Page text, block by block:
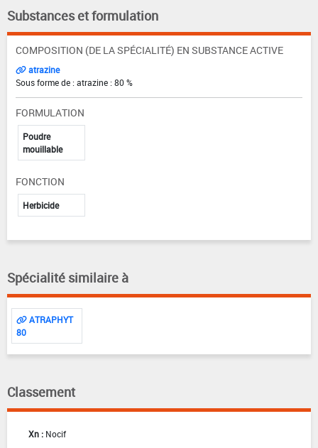
Substances et formulation
COMPOSITION (DE LA SPÉCIALITÉ) EN SUBSTANCE ACTIVE
atrazine
Sous forme de : atrazine : 80 %
FORMULATION
Poudre
mouillable
FONCTION
Herbicide
Spécialité similaire à
ATRAPHYT
80
Classement
Xn : Nocif